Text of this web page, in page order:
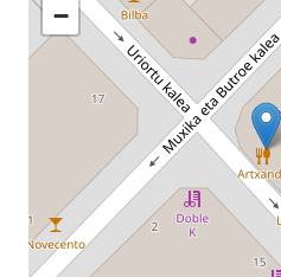
−